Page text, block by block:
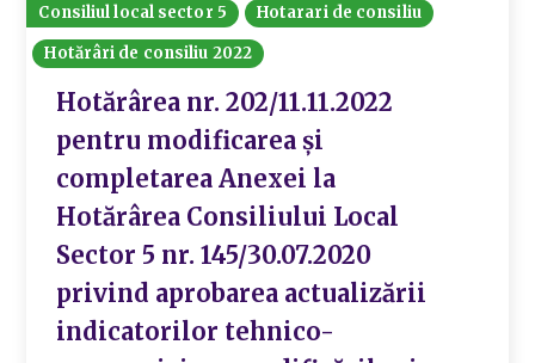
Consiliul local sector 5
Hotarari de consiliu
Hotărâri de consiliu 2022
Hotărârea nr. 202/11.11.2022
pentru modificarea și
completarea Anexei la
Hotărârea Consiliului Local
Sector 5 nr. 145/30.07.2020
privind aprobarea actualizării
indicatorilor tehnico-